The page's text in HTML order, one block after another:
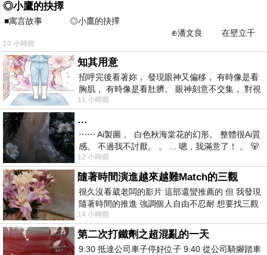
◎小鷹的抉擇
■寓言故事 ◎小鷹的抉擇
⊕潘文良 在壁立千
仞的懸崖上，有一座遮天蔽
10 小時前
知其用意
招呼完後看著妳， 發現眼神又偏移， 有時像是看
胸肌， 有時像是看肚臍。 眼神刻意不交集， 對視
視線不對齊， 讓我很難不
11 小時前
…
⋯⋯ Ai製圖 。 白色秋海棠花的幻形。 整體很Ai質
感。 不過我不討厭。 。 ... 嗯，我滿意了！ 。 🐻
昨中
12 小時前
隨著時間演進越來越難Match的三觀
很久沒看葳老闆的影片 這部還蠻推薦的 但 我發現
隨著時間的推進 強調個人自由不忍耐 想要找三觀
接近的不要說對象 連朋友都超
14 小時前
第二次打鐵劑之超混亂的一天
9:30 抵達公司車子停好位子 9:40 從公司騎腳踏車